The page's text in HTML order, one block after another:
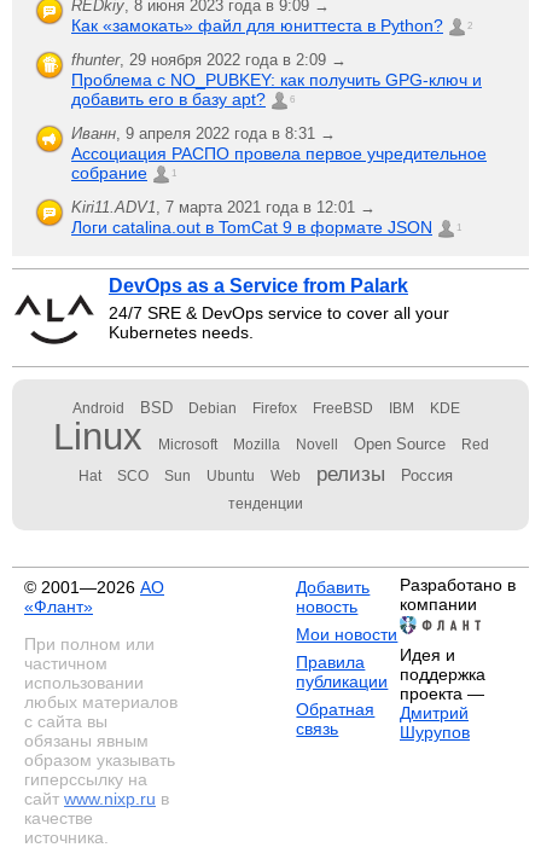
REDkiy, 8 июня 2023 года в 9:09 →
Как «замокать» файл для юниттеста в Python? 2
fhunter, 29 ноября 2022 года в 2:09 →
Проблема с NO_PUBKEY: как получить GPG-ключ и
добавить его в базу apt?
6
Иванн, 9 апреля 2022 года в 8:31 →
Ассоциация РАСПО провела первое учредительное
собрание
1
Kiri11.ADV1, 7 марта 2021 года в 12:01 →
Логи catalina.out в TomCat 9 в формате JSON 1
DevOps as a Service from Palark
24/7 SRE & DevOps service to cover all your
Kubernetes needs.
Android BSD Debian Firefox FreeBSD IBM KDE
Linux Microsoft Mozilla Novell Open Source Red
Hat SCO Sun Ubuntu Web релизы Россия
тенденции
© 2001—2026 АО
«Флант»
При полном или
частичном
использовании
любых материалов
с сайта вы
обязаны явным
образом указывать
гиперссылку на
сайт www.nixp.ru в
качестве
источника.
Добавить
новость
Мои новости
Правила
публикации
Обратная
связь
Разработано в
компании
Идея и
поддержка
проекта —
Дмитрий
Шурупов